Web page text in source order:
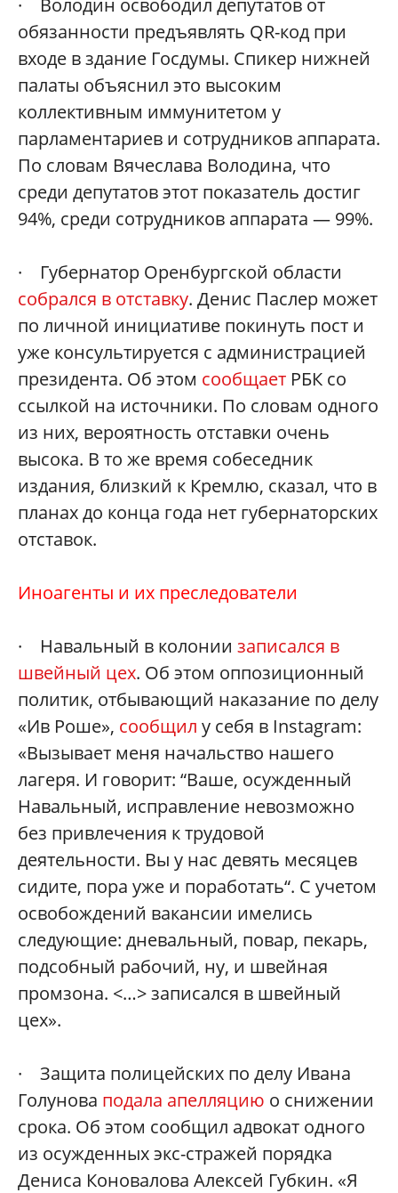
· Володин освободил депутатов от
обязанности предъявлять QR-код при
входе в здание Госдумы. Спикер нижней
палаты объяснил это высоким
коллективным иммунитетом у
парламентариев и сотрудников аппарата.
По словам Вячеслава Володина, что
среди депутатов этот показатель достиг
94%, среди сотрудников аппарата — 99%.
· Губернатор Оренбургской области
собрался в отставку. Денис Паслер может
по личной инициативе покинуть пост и
уже консультируется с администрацией
президента. Об этом сообщает РБК со
ссылкой на источники. По словам одного
из них, вероятность отставки очень
высока. В то же время собеседник
издания, близкий к Кремлю, сказал, что в
планах до конца года нет губернаторских
отставок.
Иноагенты и их преследователи
· Навальный в колонии записался в
швейный цех. Об этом оппозиционный
политик, отбывающий наказание по делу
«Ив Роше», сообщил у себя в Instagram:
«Вызывает меня начальство нашего
лагеря. И говорит: “Ваше, осужденный
Навальный, исправление невозможно
без привлечения к трудовой
деятельности. Вы у нас девять месяцев
сидите, пора уже и поработать“. С учетом
освобождений вакансии имелись
следующие: дневальный, повар, пекарь,
подсобный рабочий, ну, и швейная
промзона. <…> записался в швейный
цех».
· Защита полицейских по делу Ивана
Голунова подала апелляцию о снижении
срока. Об этом сообщил адвокат одного
из осужденных экс-стражей порядка
Дениса Коновалова Алексей Губкин. «Я